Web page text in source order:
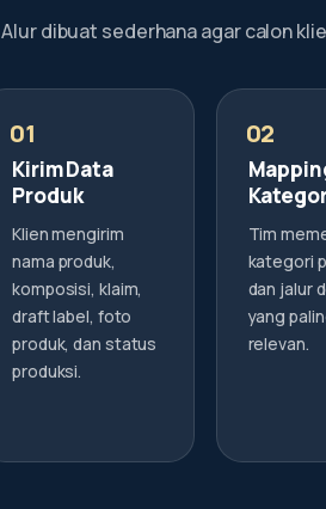
Alur dibuat sederhana agar calon
Kirim Data
Produk
Klien mengirim
nama produk,
komposisi, klaim,
draft label, foto
produk, dan status
produksi.
Tim
kategori
dan jalur
yang
relevan.